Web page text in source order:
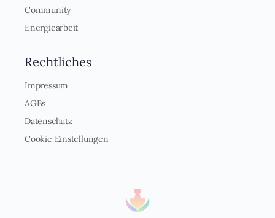
Community
Energiearbeit
Rechtliches
Impressum
AGBs
Datenschutz
Cookie Einstellungen